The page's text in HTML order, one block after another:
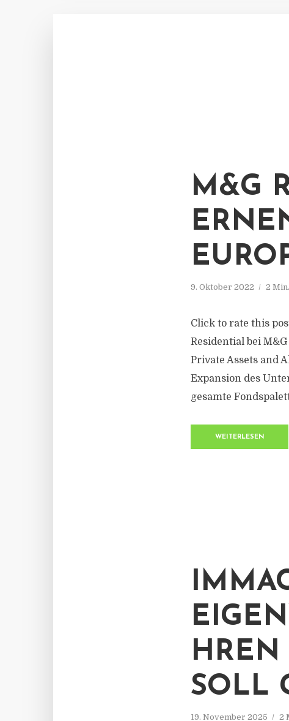
M&G
9. Oktober 2022 2
Click to rate this
Residential bei
Private Assets and
Expansion des
gesamte
WEITERLESEN
HREN
SOLL
19. November 2025 2